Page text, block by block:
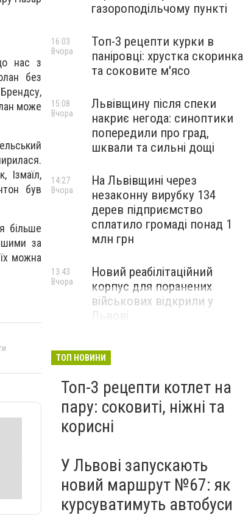
нас з
без
може
Ізмаїл,
був
більше
за
можна
газороподільчому пункті
Топ-3 рецепти курки в
паніровці: хрустка скоринка
та соковите м'ясо
16:03
Вчора
Львівщину після спеки
накриє негода: синоптики
попередили про град,
шквали та сильні дощі
15:08
Вчора
На Львівщині через
незаконну вирубку 134
дерев підприємство
сплатило громаді понад 1
млн грн
14:27
Вчора
Новий реабілітаційний
корпус для поранених
військових відкрили у
Львові
13:43
Вчора
ТОП НОВИНИ
Топ-3 рецепти котлет на
пару: соковиті, ніжні та
корисні
У Львові запускають
новий маршрут №67: як
курсуватимуть автобуси